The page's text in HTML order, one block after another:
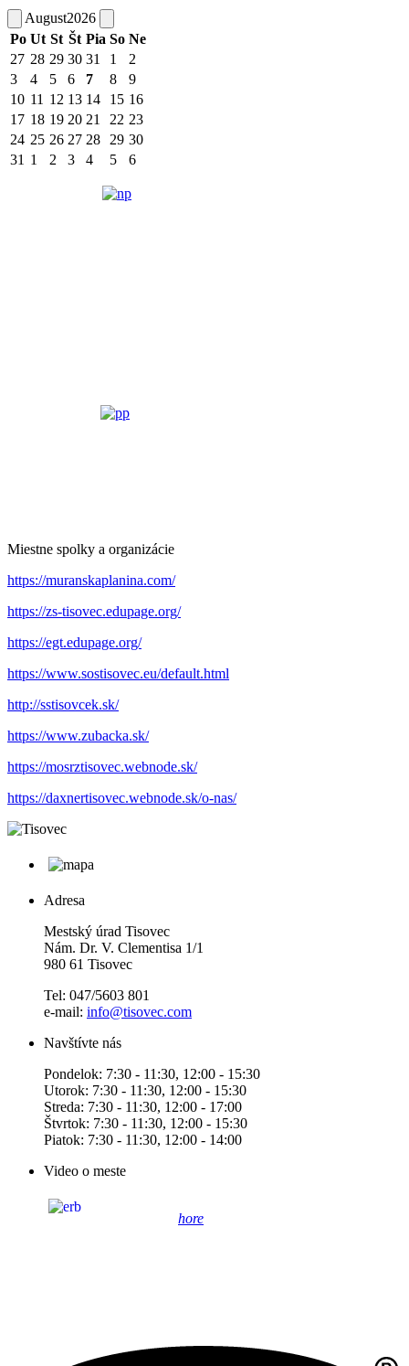
August2026
Po Ut St Št Pia So Ne
27 28 29 30 31 1
2
3
4 5 6 7 8
9
10 11 12 13 14 15 16
17 18 19 20 21 22 23
24 25 26 27 28 29 30
31 1 2 3 4 5 6
Miestne spolky a organizácie
https://muranskaplanina.com/
https://zs-tisovec.edupage.org/
https://egt.edupage.org/
https://www.sostisovec.eu/default.html
http://sstisovcek.sk/
https://www.zubacka.sk/
https://mosrztisovec.webnode.sk/
https://daxnertisovec.webnode.sk/o-nas/
Adresa
Mestský úrad Tisovec
Nám. Dr. V. Clementisa 1/1
980 61 Tisovec
Tel: 047/5603 801
e-mail: info@tisovec.com
Navštívte nás
Pondelok: 7:30 - 11:30, 12:00 - 15:30
Utorok: 7:30 - 11:30, 12:00 - 15:30
Streda: 7:30 - 11:30, 12:00 - 17:00
Štvrtok: 7:30 - 11:30, 12:00 - 15:30
Piatok: 7:30 - 11:30, 12:00 - 14:00
Video o meste
hore